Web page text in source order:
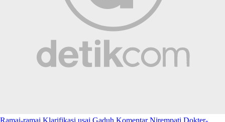
Ramai-ramai Klarifikasi usai Gaduh Komentar Nirempati Dokter-